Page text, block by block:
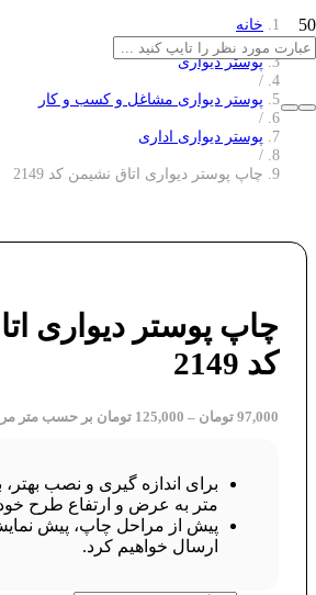
خانه
/
پوستر دیواری
/
پوستر دیواری مشاغل و کسب و کار
/
پوستر دیواری اداری
/
چاپ پوستر دیواری اتاق نشیمن کد 2149
چاپ پوستر دیواری
کد 2149
97,000 تومان –
125,000 تومان بر حسب متر
متر به عرض و ارتفاع طرح خود
پیش از مراحل چاپ، پیش
ارسال خواهیم کرد.